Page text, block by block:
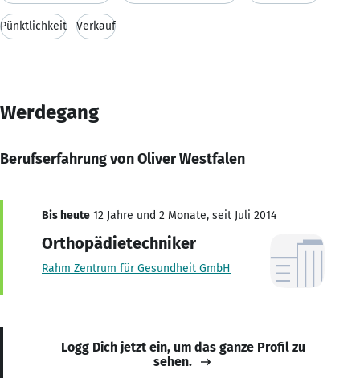
Pünktlichkeit Verkauf
Werdegang
Berufserfahrung von Oliver Westfalen
Bis heute 12 Jahre und 2 Monate, seit Juli 2014
Orthopädietechniker
Rahm Zentrum für Gesundheit GmbH
Logg Dich jetzt ein, um das ganze Profil zu
sehen.